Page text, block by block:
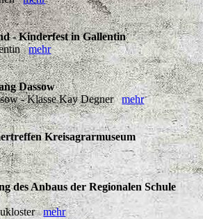
- Kinderfest in Gallentin
mehr
Dassow
- Klasse Kay Degnermehr
Kreisagrarmuseum
des Anbaus der Regionalen Schule
mehr